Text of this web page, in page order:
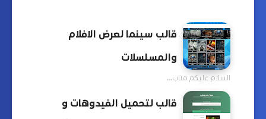
قالب سينما لعرض الافلام
والمسلسلات
السلام عليكم متاب…
قالب لتحميل الفيدوهات و